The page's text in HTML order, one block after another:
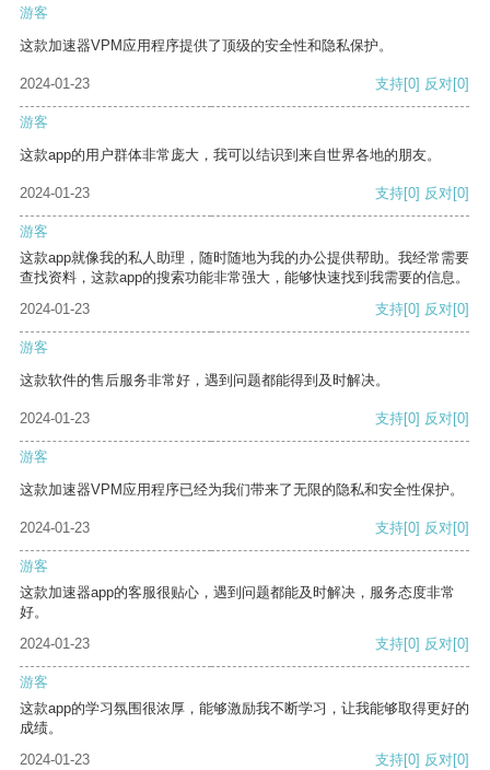
游客
这款加速器VPM应用程序提供了顶级的安全性和隐私保护。
2024-01-23 支持[0] 反对[0]
游客
这款app的用户群体非常庞大，我可以结识到来自世界各地的朋友。
2024-01-23 支持[0] 反对[0]
游客
这款app就像我的私人助理，随时随地为我的办公提供帮助。我经常需要
查找资料，这款app的搜索功能非常强大，能够快速找到我需要的信息。
2024-01-23
支持[0] 反对[0]
游客
这款软件的售后服务非常好，遇到问题都能得到及时解决。
2024-01-23 支持[0] 反对[0]
游客
这款加速器VPM应用程序已经为我们带来了无限的隐私和安全性保护。
2024-01-23 支持[0] 反对[0]
游客
这款加速器app的客服很贴心，遇到问题都能及时解决，服务态度非常
好。
2024-01-23
支持[0] 反对[0]
游客
这款app的学习氛围很浓厚，能够激励我不断学习，让我能够取得更好的
成绩。
2024-01-23
支持[0] 反对[0]